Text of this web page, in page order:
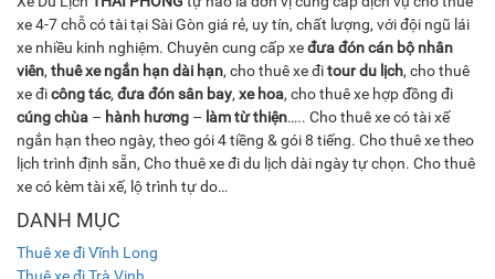
xe 4-7 chỗ có tài tại Sài Gòn giá rẻ, uy tín, chất lượng, với đội ngũ lái
xe nhiều kinh nghiệm. Chuyên cung cấp xeđưa đón cán bộ nhân
viên, thuê xe ngắn hạn dài hạn, cho thuê xe đitour du lịch, cho thuê
xe đicông tác, đưa đón sân bay, xe hoa, cho thuê xe hợp đồng đi
cúng chùa – hành hương – làm từ thiện….. Cho thuê xe có tài xế
ngắn hạn theo ngày, theo gói 4 tiềng & gói 8 tiếng. Cho thuê xe theo
lịch trình định sẵn, Cho thuê xe đi du lịch dài ngày tự chọn. Cho thuê
xe có kèm tài xế, lộ trình tự do…
DANH MỤC
Thuê xe đi Vĩnh Long